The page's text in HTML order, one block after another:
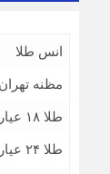
انس طلا
مظنه تهران
طلا ۱۸ عیار
طلا ۲۴ عیار